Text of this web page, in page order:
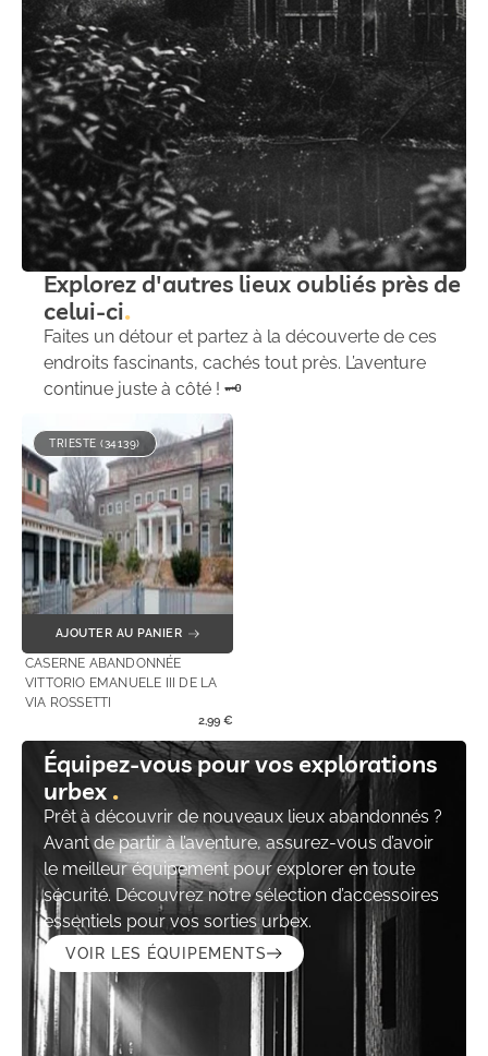
Explorez d'autres lieux oubliés près de
celui-ci
Faites un détour et partez à la découverte de ces
endroits fascinants, cachés tout près. L’aventure
continue juste à côté ! 🗝️
TRIESTE (34139)
AJOUTER AU PANIER
CASERNE ABANDONNÉE
VITTORIO EMANUELE III DE LA
VIA ROSSETTI
2,99 €
Équipez-vous pour vos explorations
urbex
Prêt à découvrir de nouveaux lieux abandonnés ?
Avant de partir à l’aventure, assurez-vous d’avoir
le meilleur équipement pour explorer en toute
sécurité. Découvrez notre sélection d’accessoires
essentiels pour vos sorties urbex.
VOIR LES ÉQUIPEMENTS